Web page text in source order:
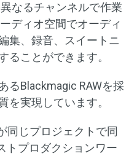
なるチャンネルで作業
ディオ空間でオーディ
集、録音、スイートニ
ることができます。
るBlackmagic RAWを採
を実現しています。
同じプロジェクトで同
トプロダクションワー